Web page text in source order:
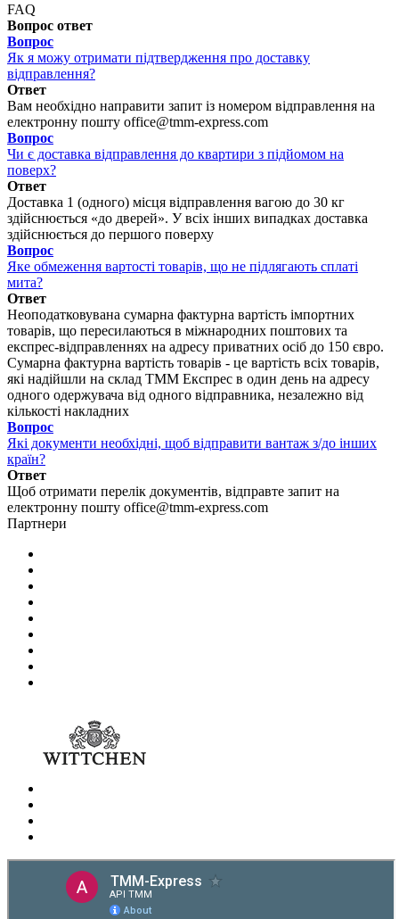
FAQ
Вопрос ответ
Вопрос
Як я можу отримати підтвердження про доставку
відправлення?
Ответ
Вам необхідно направити запит із номером відправлення на
електронну пошту office@tmm-express.com
Вопрос
Чи є доставка відправлення до квартири з підйомом на
поверх?
Ответ
Доставка 1 (одного) місця відправлення вагою до 30 кг
здійснюється «до дверей». У всіх інших випадках доставка
здійснюється до першого поверху
Вопрос
Яке обмеження вартості товарів, що не підлягають сплаті
мита?
Ответ
Неоподатковувана сумарна фактурна вартість імпортних
товарів, що пересилаються в міжнародних поштових та
експрес-відправленнях на адресу приватних осіб до 150 євро.
Сумарна фактурна вартість товарів - це вартість всіх товарів,
які надійшли на склад ТММ Експрес в один день на адресу
одного одержувача від одного відправника, незалежно від
кількості накладних
Вопрос
Які документи необхідні, щоб відправити вантаж з/до інших
країн?
Ответ
Щоб отримати перелік документів, відправте запит на
електронну пошту office@tmm-express.com
Партнери